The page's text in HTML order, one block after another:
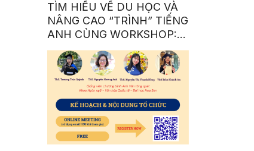
TÌM HIỂU VỀ DU HỌC VÀ
NÂNG CAO “TRÌNH” TIẾNG
ANH CÙNG WORKSHOP: A
COMPLETE GUIDE TO BE
AN INTERNATIONAL
STUDENT 101